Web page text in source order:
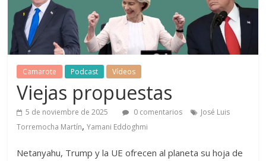
Camarote Podcast Vídeos
Viejas propuestas
5 de noviembre de 2025 0 comentarios
José Luis
Torremocha Martín,Yamani Eddoghmi
Netanyahu, Trump y la UE ofrecen al planeta su hoja de